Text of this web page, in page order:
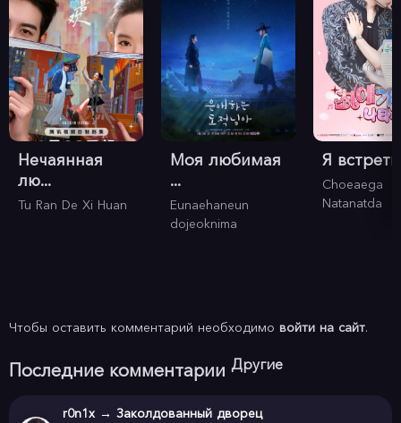
Нечаянная
лю...
Tu Ran De Xi Huan
Моя любимая
...
Eunaehaneun
dojeoknima
Я
Choeaega
Natanatda
Чтобы оставить комментарий необходимо войти на сайт.
Последние комментарии Другие
r0n1x → Заколдованный дворец